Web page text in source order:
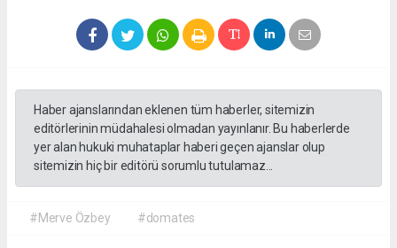
Haber ajanslarından eklenen tüm haberler, sitemizin
editörlerinin müdahalesi olmadan yayınlanır. Bu haberlerde
yer alan hukuki muhataplar haberi geçen ajanslar olup
sitemizin hiç bir editörü sorumlu tutulamaz...
#Merve Özbey #domates